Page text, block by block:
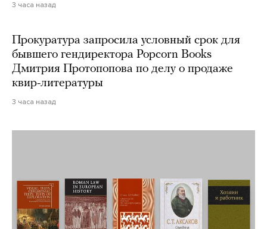
3 часа назад
Прокуратура запросила условный срок для
бывшего гендиректора Popcorn Books
Дмитрия Протопопова по делу о продаже
квир-литературы
3 часа назад